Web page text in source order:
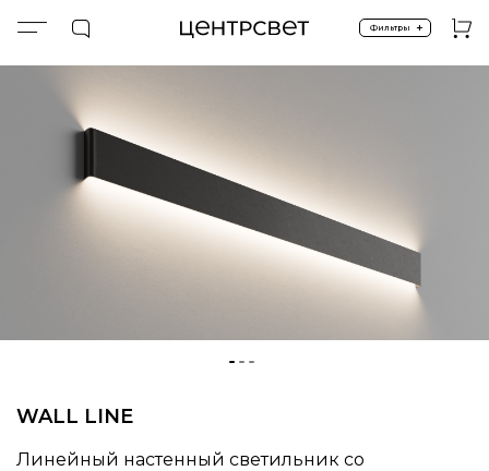
Фильтры +
WALL LINE
Линейный настенный светильник со